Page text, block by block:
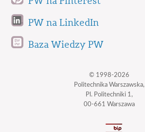
PW na LinkedIn
Baza Wiedzy PW
© 1998-2026
Politechnika Warszawska,
Pl. Politechniki 1,
00-661 Warszawa